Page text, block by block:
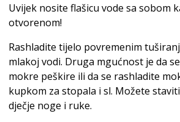
Uvijek nosite flašicu vode sa sobom
otvorenom!
Rashladite tijelo povremenim
mlakoj vodi. Druga mgućnost je da
mokre peškire ili da se rashladite
kupkom za stopala i sl. Možete
dječje noge i ruke.